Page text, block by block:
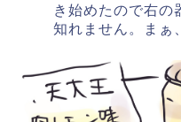
き始めたので右の
知れません。まぁ